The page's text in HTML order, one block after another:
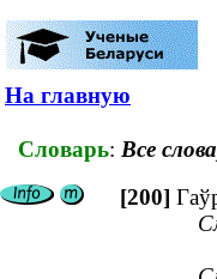
На главную
Словарь: Все
[200]